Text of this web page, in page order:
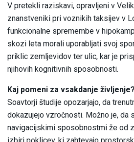
V pretekli raziskavi, opravljeni v
znanstveniki pri voznikih taksijev v
funkcionalne spremembe v
skozi leta morali uporabljati svoj
priklic zemljevidov ter ulic, kar je
njihovih kognitivnih sposobnosti.
Kaj pomeni za vsakdanje življenje?
Soavtorji študije opozarjajo, da
dokazujejo vzročnosti. Možno je, da
navigacijskimi sposobnostmi že od